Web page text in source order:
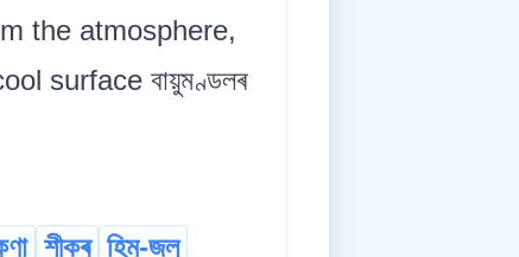
the atmosphere,
surface বায়ুমণ্ডলৰ
শীকৰ হিম-জল